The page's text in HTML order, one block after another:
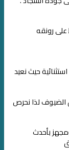
على رونقه
استثنائية حيث نعيد
الضيوفلذا نحرص
بأحدث